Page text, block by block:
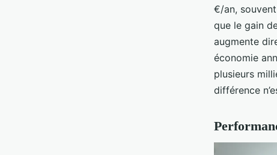
€/an,
que le gain
augmente
économie
plusieurs
différence